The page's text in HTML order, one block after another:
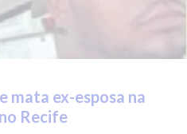
mata ex-esposa na
Recife